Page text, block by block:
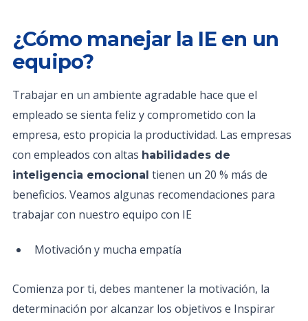
¿Cómo manejar la IE en un
equipo?
Trabajar en un ambiente agradable hace que el
empleado se sienta feliz y comprometido con la
empresa, esto propicia la productividad. Las empresas
con empleados con altas habilidades de
inteligencia emocional tienen un 20 % más de
beneficios. Veamos algunas recomendaciones para
trabajar con nuestro equipo con IE
Motivación y mucha empatía
Comienza por ti, debes mantener la motivación, la
determinación por alcanzar los objetivos e Inspirar